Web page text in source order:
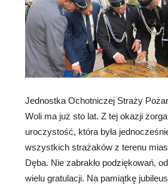
Jednostka Ochotniczej Straży
Woli ma już sto lat. Z tej okazji
uroczystość, która była
wszystkich strażaków z terenu
Dęba. Nie zabrakło podziękowań,
wielu gratulacji. Na pamiątkę